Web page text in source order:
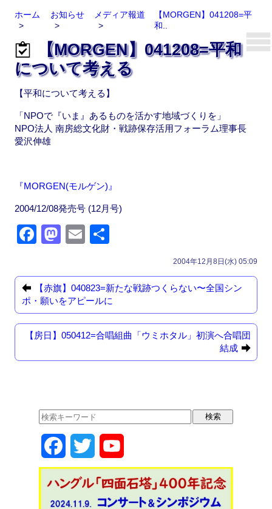
ホーム お知らせ メディア報道
【MORGEN】041208=平
和..
【MORGEN】041208=平和
について考える
【平和について考える】
「NPOで『いま』あるものを活かす地域づくりを」
NPO法人 南房総文化財・戦跡保存活用フォーラム理事長
愛沢伸雄
『MORGEN(モルゲン)』
2004/12/08発売号 (12月号)
F
c
e
b
o
M
st
o
d
o
E
ail
2004年12月8日(水) 05:09
【赤旗】040823=新たな戦跡つくらない〜全国シン
ポ・願いをアピールに
【房日】050412=合唱組曲「ウミホタル」初演へ合唱団
結成
a w o
u